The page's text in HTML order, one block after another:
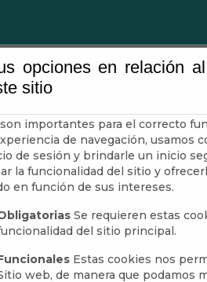
opciones en relación
sitio
importantes para el correcto
de navegación, usamos
de sesión y brindarle un inicio
la funcionalidad del sitio y
en función de sus intereses.
Se requieren estas
del sitio principal.
Estas cookies nos
web, de manera que podamos